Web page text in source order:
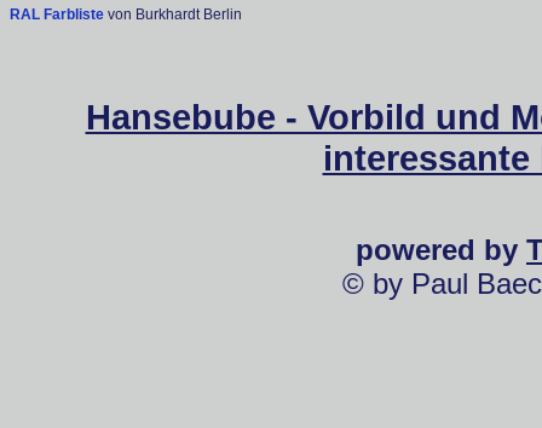
RAL Farbliste von Burkhardt Berlin
Hansebube - Vorbild und
powered by
© by Paul